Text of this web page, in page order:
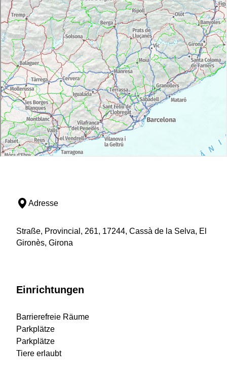
Adresse
Straße, Provincial, 261, 17244, Cassà de la Selva, El
Gironès, Girona
Einrichtungen
Barrierefreie Räume
Parkplätze
Parkplätze
Tiere erlaubt